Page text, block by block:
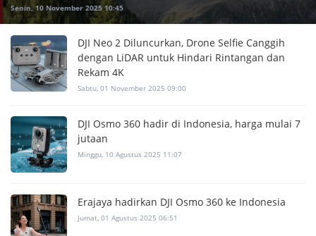
Senin, 10 November 2025 10:45
DJI Neo 2 Diluncurkan, Drone Selfie Canggih
dengan LiDAR untuk Hindari Rintangan dan
Rekam 4K
Sabtu, 01 November 2025 09:00
DJI Osmo 360 hadir di Indonesia, harga mulai 7
jutaan
Minggu, 10 Agustus 2025 11:07
Erajaya hadirkan DJI Osmo 360 ke Indonesia
Jumat, 01 Agustus 2025 06:51